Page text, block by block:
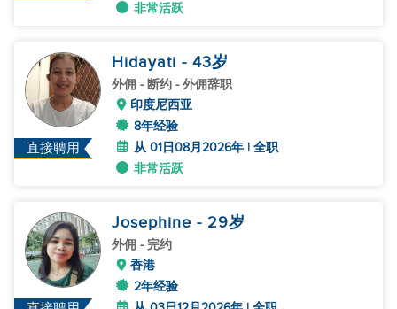
非常活跃
直接聘用
Hidayati - 43岁
外佣 - 断约 - 外佣辞职
印度尼西亚
8年经验
从 01日08月2026年 | 全职
非常活跃
Josephine - 29岁
外佣 - 完约
香港
2年经验